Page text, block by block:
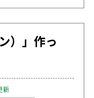
）」作っ
新